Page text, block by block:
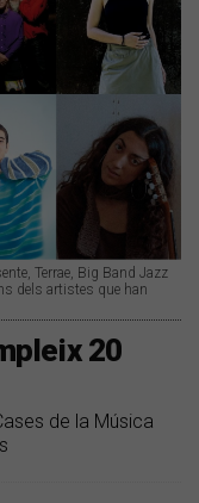
Terrae, Big Band Jazz
dels artistes que han
20
de la Música